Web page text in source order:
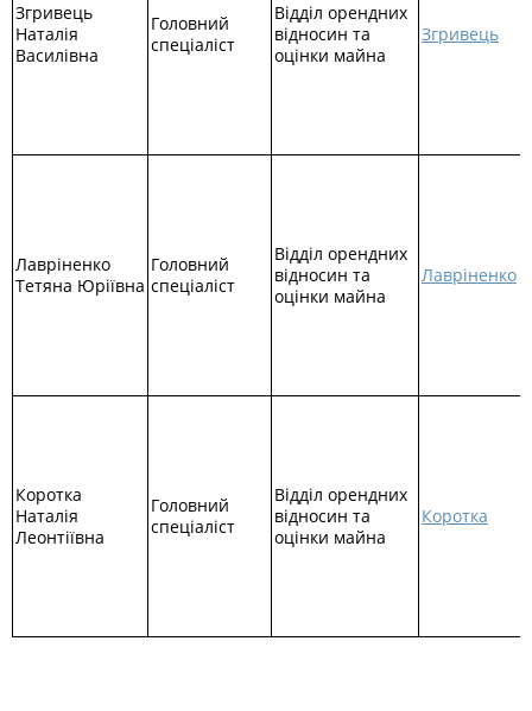
Згривець
Наталія
Василівна
Головний
спеціаліст
Відділ орендних
відносин та
оцінки майна
Згривець
Лавріненко
Тетяна Юріївна
Головний
спеціаліст
Відділ орендних
відносин та
оцінки майна
Лавріненко
Коротка
Наталія
Леонтіївна
Головний
спеціаліст
Відділ орендних
відносин та
оцінки майна
Коротка